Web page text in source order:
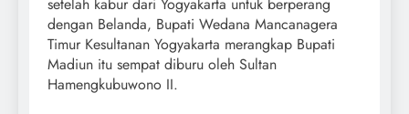
dengan Belanda, Bupati Wedana Mancanagera
Timur Kesultanan Yogyakarta merangkap Bupati
Madiun itu sempat diburu oleh Sultan
Hamengkubuwono II.